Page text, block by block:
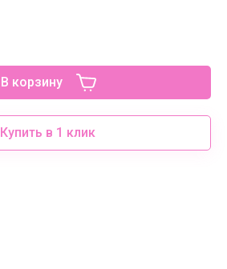
В корзину
Купить в 1 клик